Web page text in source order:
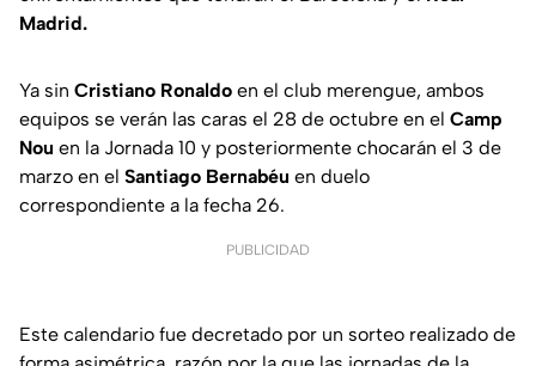
Madrid.
Ya sin Cristiano Ronaldo en el club merengue, ambos
equipos se verán las caras el 28 de octubre en el Camp
Nou en la Jornada 10 y posteriormente chocarán el 3 de
marzo en el Santiago Bernabéu en duelo
correspondiente a la fecha 26.
PUBLICIDAD
Este calendario fue decretado por un sorteo realizado de